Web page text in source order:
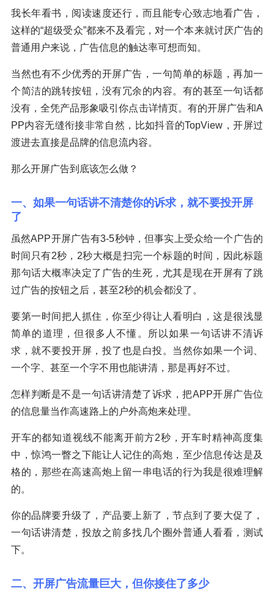
我长年看书，阅读速度还行，而且能专心致志地看广告，
这样的“超级受众”都来不及看完，对一个本来就讨厌广告的
普通用户来说，广告信息的触达率可想而知。
当然也有不少优秀的开屏广告，一句简单的标题，再加一
个简洁的跳转按钮，没有冗余的内容。有的甚至一句话都
没有，全凭产品形象吸引你点击详情页。有的开屏广告和A
PP内容无缝衔接非常自然，比如抖音的TopView，开屏过
渡进去直接是品牌的信息流内容。
那么开屏广告到底该怎么做？
一、如果一句话讲不清楚你的诉求，就不要投开屏
了
虽然APP开屏广告有3-5秒钟，但事实上受众给一个广告的
时间只有2秒，2秒大概是扫完一个标题的时间，因此标题
那句话大概率决定了广告的生死，尤其是现在开屏有了跳
过广告的按钮之后，甚至2秒的机会都没了。
要第一时间把人抓住，你至少得让人看明白，这是很浅显
简单的道理，但很多人不懂。所以如果一句话讲不清诉
求，就不要投开屏，投了也是白投。当然你如果一个词、
一个字、甚至一个字不用也能讲清，那是再好不过。
怎样判断是不是一句话讲清楚了诉求，把APP开屏广告位
的信息量当作高速路上的户外高炮来处理。
开车的都知道视线不能离开前方2秒，开车时精神高度集
中，惊鸿一瞥之下能让人记住的高炮，至少信息传达是及
格的，那些在高速高炮上留一串电话的行为我是很难理解
的。
你的品牌要升级了，产品要上新了，节点到了要大促了，
一句话讲清楚，投放之前多找几个圈外普通人看看，测试
下。
二、开屏广告流量巨大，但你接住了多少